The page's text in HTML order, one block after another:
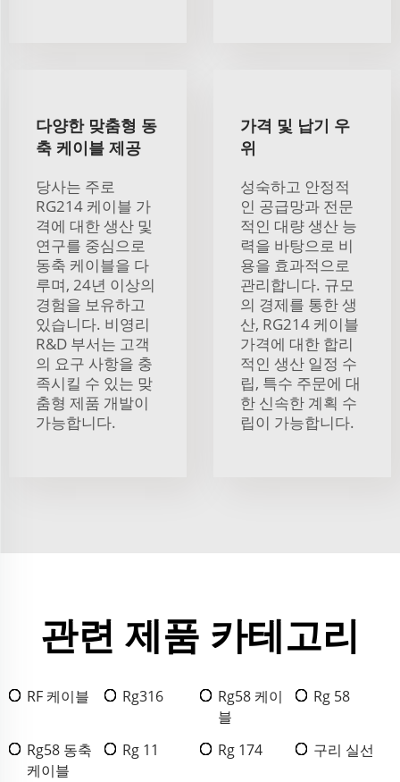
다양한 맞춤형 동
축 케이블 제공
당사는 주로
RG214 케이블 가
격에 대한 생산 및
연구를 중심으로
동축 케이블을 다
루며, 24년 이상의
경험을 보유하고
있습니다. 비영리
R&D 부서는 고객
의 요구 사항을 충
족시킬 수 있는 맞
춤형 제품 개발이
가능합니다.
가격 및 납기 우
위
성숙하고 안정적
인 공급망과 전문
적인 대량 생산 능
력을 바탕으로 비
용을 효과적으로
관리합니다. 규모
의 경제를 통한 생
산, RG214 케이블
가격에 대한 합리
적인 생산 일정 수
립, 특수 주문에 대
한 신속한 계획 수
립이 가능합니다.
관련 제품 카테고리
RF 케이블 Rg316
Rg58 케이
블
Rg 58
Rg58 동축
케이블
Rg 11 Rg 174 구리 실선